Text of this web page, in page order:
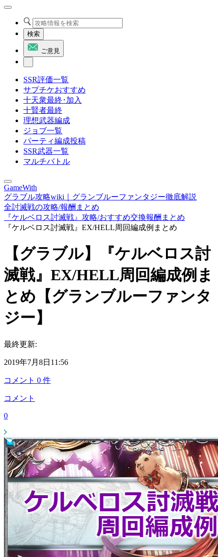
検索
ご意見
SSR評価一覧
サプチケおすすめ
十天衆最終･加入
十賢者最終
理想武器編成
ジョブ一覧
パーティ編成投稿
SSR武器一覧
マルチバトル
GameWith
グラブル攻略wiki｜グランブルーファンタジー徹底解説
全討滅戦の攻略/報酬まとめ
『ケルベロス討滅戦』攻略/おすすめ交換報酬まとめ
『ケルベロス討滅戦』EX/HELL周回編成例まとめ
【グラブル】『ケルベロス討
滅戦』EX/HELL周回編成例ま
とめ【グランブルーファンタ
ジー】
最終更新:
2019年7月8日11:56
コメント 0 件
コメント
0